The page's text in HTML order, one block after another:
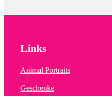
Links
Animal Portraits
Geschenke